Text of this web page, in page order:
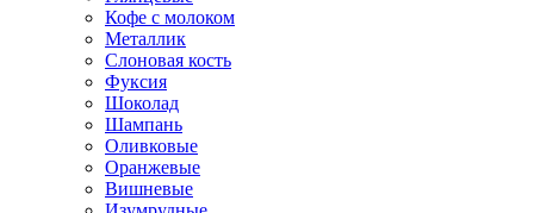
Кофе с молоком
Металлик
Слоновая кость
Фуксия
Шоколад
Шампань
Оливковые
Оранжевые
Вишневые